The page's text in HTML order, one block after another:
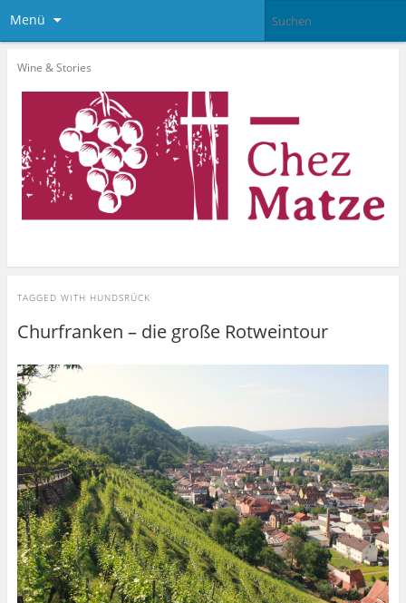
Menü
Wine & Stories
TAGGED WITH HUNDSRÜCK
Churfranken – die große Rotweintour